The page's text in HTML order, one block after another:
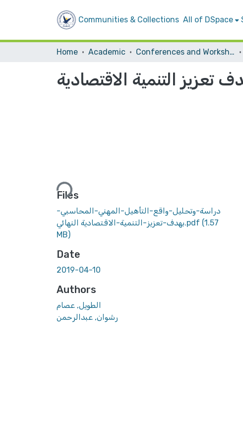
Communities & Collections All of DSpace
Home Academic Conferences and Workshops
تعزيز التنمية الاقتصادية
Loading...
Files
دراسة-وتحليل-واقع-التأهيل-المهني-المحاسبي-
بهدف-تعزيز-التنمية-الاقتصادية النهائي.pdf (1.57
MB)
Date
2019-04-10
Authors
الطويل, عصام
رشوان, عبدالرحمن